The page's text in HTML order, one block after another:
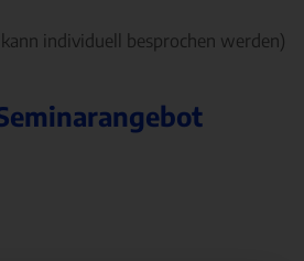
individuell besprochen werden)